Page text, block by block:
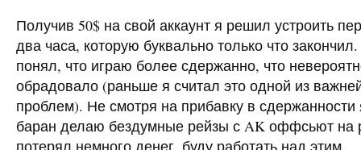
Получив 50$ на свой аккаунт я решил устроить
два часа, которую буквально только что
понял, что играю более сдержанно, что
обрадовало (раньше я считал это одной из
проблем). Не смотря на прибавку в
баран делаю бездумные рейзы с AK оффсьют на
потерял немного денег, буду работать над этим.